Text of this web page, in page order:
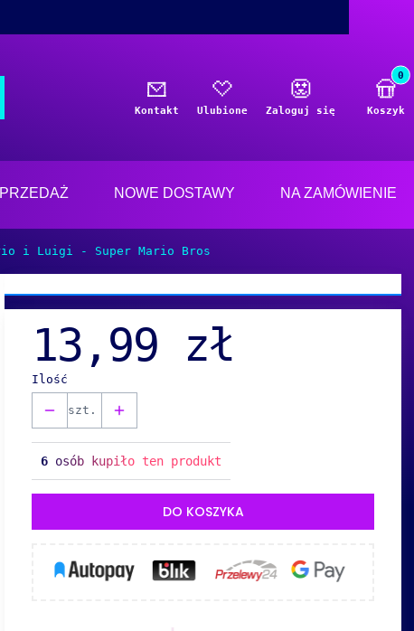
Kontakt Ulubione Zaloguj się Koszyk
NOWE DOSTAWY NA ZAMÓWIENIE
i Luigi - Super Mario Bros
13,99 zł
Ilość
szt.
6 osób kupiło ten produkt
DO KOSZYKA